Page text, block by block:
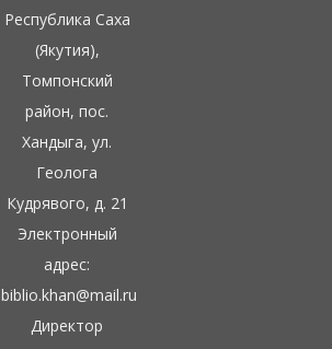
Республика Саха
(Якутия),
Томпонский
район, пос.
Хандыга, ул.
Геолога
Кудрявого, д. 21
Электронный
адрес:
biblio.khan@mail.ru
Директор